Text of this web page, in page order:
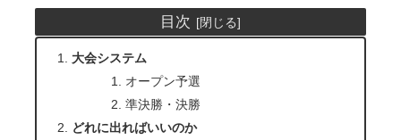
目次
大会システム
オープン予選
準決勝・決勝
どれに出ればいいのか